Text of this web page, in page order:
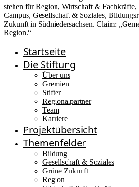
Startseite
Die Stiftung
Über uns
Gremien
Stifter
Regionalpartner
Team
Karriere
Projektübersicht
Themenfelder
Bildung
Gesellschaft & Soziales
Grüne Zukunft
Region